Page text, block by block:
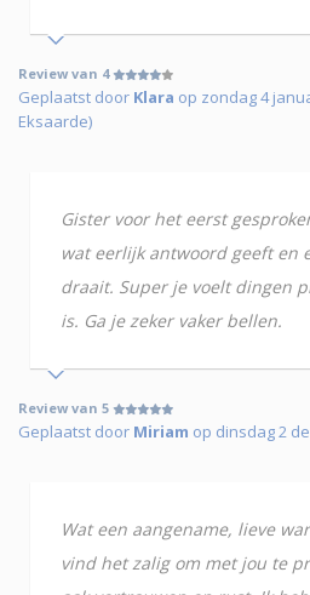
Review van 4
Geplaatst door Klara op zondag 4
Eksaarde)
Gister voor het eerst
wat eerlijk antwoord geeft en
draait. Super je voelt dingen
is. Ga je zeker vaker bellen.
Review van 5
Geplaatst door Miriam op dinsdag 2
Wat een aangename, lieve
vind het zalig om met jou te